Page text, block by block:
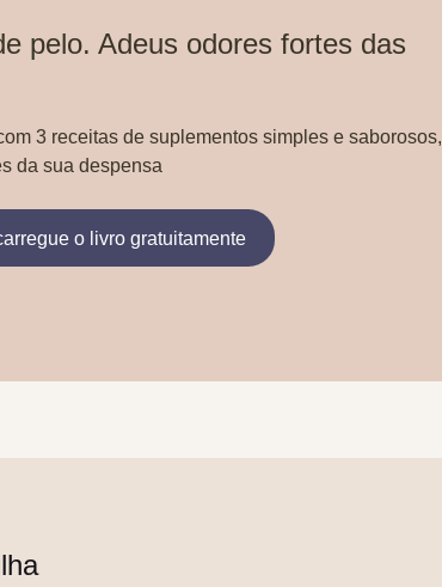
pelo. Adeus odores fortes das
3 receitas de suplementos simples e saborosos,
da sua despensa
o livro gratuitamente